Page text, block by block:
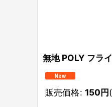
無地 POLY フラ
販売価格: 150円